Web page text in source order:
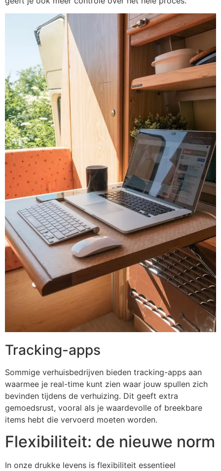
Tracking-apps
Sommige verhuisbedrijven bieden tracking-apps aan
waarmee je real-time kunt zien waar jouw spullen zich
bevinden tijdens de verhuizing. Dit geeft extra
gemoedsrust, vooral als je waardevolle of breekbare
items hebt die vervoerd moeten worden.
Flexibiliteit: de nieuwe norm
In onze drukke levens is flexibiliteit essentieel